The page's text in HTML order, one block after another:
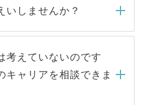
るため 人気のある医療機
うと、応募が殺到する場
める条件に合った人材の
に依頼するケースが増え
募先から内定をいただい
はありません。内定先へ
ャリアパートナーが行い
いしませんか？
することはありませんの
い。当サイトからの登録
登録者様の個人情報は、
アップおよび転職活動の
いたします。お預かりし
考えていないのです
キャリアを相談できま